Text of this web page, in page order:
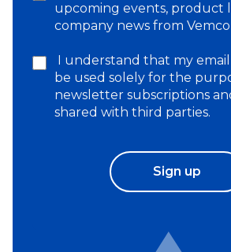
upcoming events, product
company news from
I understand that my email
be used solely for the
newsletter subscriptions
shared with third parties.